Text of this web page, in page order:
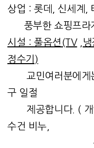
상업 : 롯데, 신세계,
풍부한 쇼핑프라
시설 : 풀옵션(TV
,
정수기)
교민여러분에게
구 일절
제공합니다. ( 개
수건 비누,
샴푸 등은